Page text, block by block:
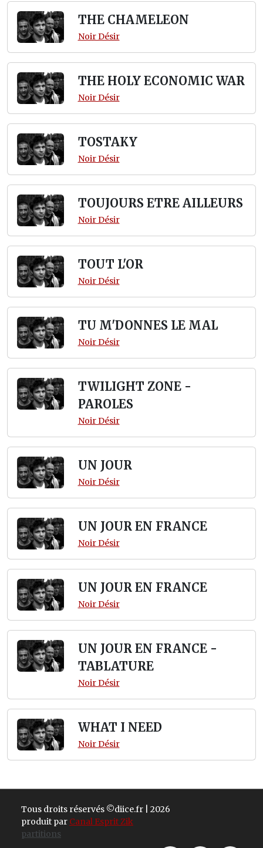
THE CHAMELEON
Noir Désir
THE HOLY ECONOMIC WAR
Noir Désir
TOSTAKY
Noir Désir
TOUJOURS ETRE AILLEURS
Noir Désir
TOUT L'OR
Noir Désir
TU M'DONNES LE MAL
Noir Désir
TWILIGHT ZONE -
PAROLES
Noir Désir
UN JOUR
Noir Désir
UN JOUR EN FRANCE
Noir Désir
UN JOUR EN FRANCE
Noir Désir
UN JOUR EN FRANCE -
TABLATURE
Noir Désir
WHAT I NEED
Noir Désir
Tous droits réservés ©diice.fr | 2026
produit par Canal Esprit Zik
partitions